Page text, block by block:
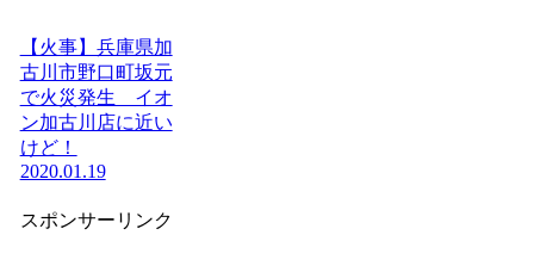
【火事】兵庫県加
古川市野口町坂元
で火災発生 イオ
ン加古川店に近い
けど！
2020.01.19
スポンサーリンク